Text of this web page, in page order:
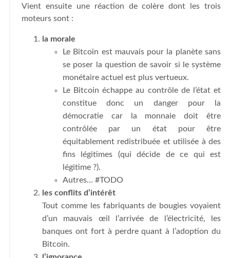
Vient ensuite une réaction de colère dont les trois
moteurs sont :
la morale
Le Bitcoin est mauvais pour la planète sans
se poser la question de savoir si le système
monétaire actuel est plus vertueux.
Le Bitcoin échappe au contrôle de l’état et
constitue donc un danger pour la
démocratie car la monnaie doit être
contrôlée par un état pour être
équitablement redistribuée et utilisée à des
fins légitimes (qui décide de ce qui est
légitime ?).
Autres… #TODO
les conflits d’intérêt
Tout comme les fabriquants de bougies voyaient
d’un mauvais œil l’arrivée de l’électricité, les
banques ont fort à perdre quant à l’adoption du
Bitcoin.